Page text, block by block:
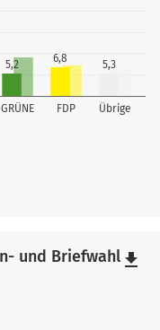
GRÜNE FDP Übrige
5,2
6,8 5,3
und Briefwahl file_download